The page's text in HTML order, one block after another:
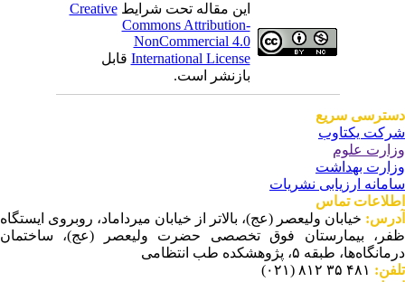
این مقاله تحت شرایطCreative
Commons Attribution-
NonCommercial 4.0
International Licenseقابل
بازنشر است.
سریع
یکتاوب
علوم
بهداشت
ارزیابی نشریات
تماس
خیابان ولیعصر (عج)، بالاتر از خیابان میرداماد، روبروی ایستگاه
بیمارستان فوق تخصصی حضرت ولیعصر (عج)، ساختمان
طبقه ۵، پژوهشکده طب انتظامی
۴۸۱ ۳۵ ۸۱۲ (۰۲۱)